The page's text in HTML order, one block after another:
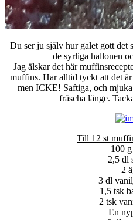
Du ser ju själv hur galet gott det
de syrliga hallonen
Jag älskar det här
muffins. Har alltid tyckt att det
men ICKE! Saftiga, och
fräscha länge.
Till 12 st
100
2,5 dl
2
3 dl
1,5 tsk
2 tsk
En